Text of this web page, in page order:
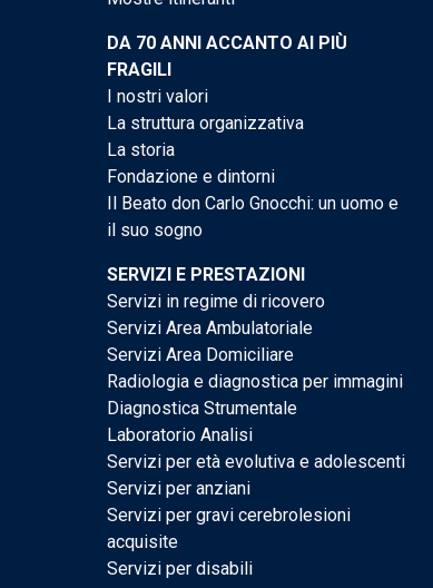
DA 70 ANNI ACCANTO AI PIÙ
FRAGILI
I nostri valori
La struttura organizzativa
La storia
Fondazione e dintorni
Il Beato don Carlo Gnocchi: un uomo e
il suo sogno
SERVIZI E PRESTAZIONI
Servizi in regime di ricovero
Servizi Area Ambulatoriale
Servizi Area Domiciliare
Radiologia e diagnostica per immagini
Diagnostica Strumentale
Laboratorio Analisi
Servizi per età evolutiva e adolescenti
Servizi per anziani
Servizi per gravi cerebrolesioni
acquisite
Servizi per disabili